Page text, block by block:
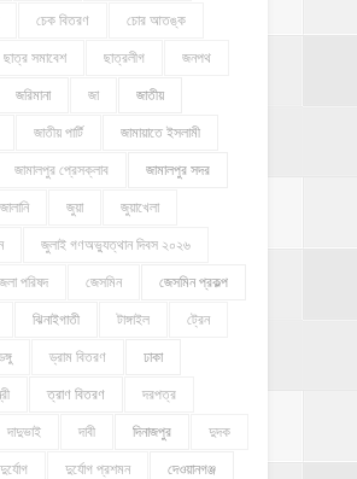
চেক বিতরণ চোর আতঙ্ক
ছাত্র সমাবেশ ছাত্রলীগ জনপথ
জরিমানা জা জাতীয়
জাতীয় পার্টি জামায়াতে ইসলামী
জামালপুর প্রেসক্লাব জামালপুর সদর
জালানি জুয়া জুয়াখেলা
জুলাই গণঅভ্যুত্থান দিবস ২০২৬
পরিষদ জেসমিন জেসমিন প্রকল্প
ঝিনাইগাতী টাঙ্গাইল ট্রেন
ড্রাম বিতরণ ঢাকা
ত্রাণ বিতরণ দরপত্র
দাদুভাই দাবী দিনাজপুর দুদক
দুর্যোগ দুর্যোগ প্রশমন দেওয়ানগঞ্জ